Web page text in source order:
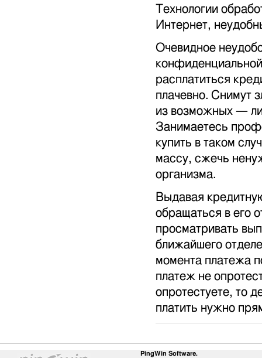
Технологии
Интернет,
Очевидное
расплатиться
плачевно. Снимут
из возможных —
Занимаетесь
купить в таком
массу, сжечь
организма.
Выдавая
обращаться в его
просматривать
ближайшего
момента платежа
платеж не
опротестуете, то
платить нужно
PingWin Software.